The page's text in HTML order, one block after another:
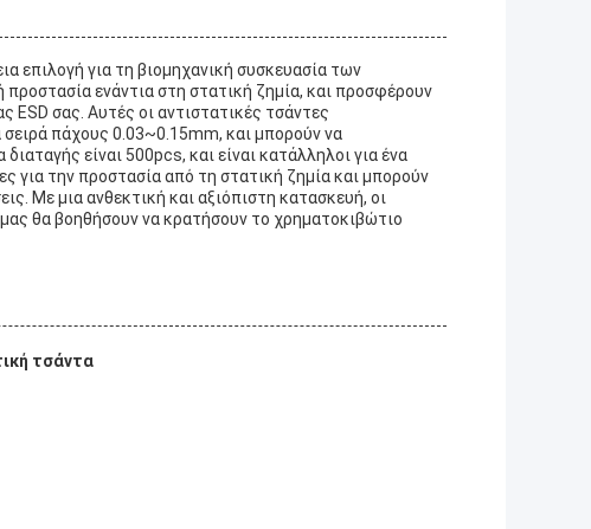
επιλογή για τη βιομηχανική συσκευασία των
ενάντια στη στατική ζημία, και προσφέρουν
ESD σας. Αυτές οι αντιστατικές τσάντες
σειρά πάχους 0.03~0.15mm, και μπορούν να
είναι 500pcs, και είναι κατάλληλοι για ένα
για την προστασία από τη στατική ζημία και μπορούν
Με μια ανθεκτική και αξιόπιστη κατασκευή, οι
θα βοηθήσουν να κρατήσουν το χρηματοκιβώτιο
τσάντα